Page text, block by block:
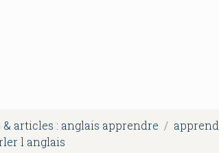
& articles : anglais apprendre
l anglais